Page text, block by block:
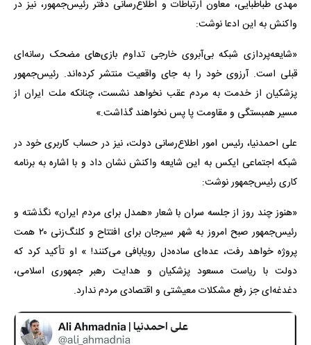
مهدی طباطبایی، معاون ارتباطات و اطلاع‌رسانی دفتر رئیس‌جمهور، نیز در
واکنش به این ادعا نوشت:
«شایعه‌پردازی شبکه بی‌آبروی خارجی تداوم بازی‌های مضحک رسانه‌ای
قبلی است. آرزوی خود را به جای واقعیت منتشر کرده‌اند. رئیس‌جمهور
پزشکیان از خدمت به مردم عقب نخواهد نشست، چنانکه ملت ایران از
مسیر همبستگی و مقاومت پا پس نخواهند گذاشت.»
علی احمدنیا، رئیس امور اطلاع‌رسانی دولت، نیز در حساب کاربری خود در
شبکه اجتماعی ایکس به این شایعه واکنش نشان داد و با اشاره به برنامه
کاری رئیس‌جمهور نوشت:
«هنوز چند روز از جلسه سران با شعار «همدل برای مردم ایران» نگذشته و
رئیس‌جمهور صبح امروز به شهر سیرجان برای افتتاح و کلنگ‌زنی ۲۰ همت
پروژه خواهد رفت، عده‌ای ساده‌دل رویابافی می‌کنند! » او تأکید کرد که
دولت با ریاست مسعود پزشکیان و هدایت رهبر جمهوری اسلامی،
دغدغه‌ای جز رفع مشکلات معیشتی و اقتصادی مردم ندارد.